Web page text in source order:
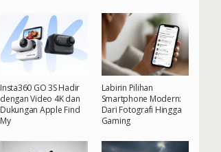
Insta360 GO 3S Hadir
dengan Video 4K dan
Dukungan Apple Find
My
Labirin Pilihan
Smartphone Modern:
Dari Fotografi Hingga
Gaming